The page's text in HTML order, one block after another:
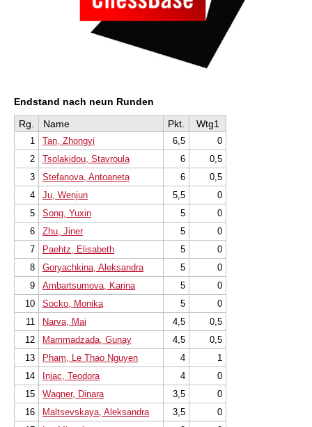
Endstand nach neun Runden
Rg.
Name Pkt. Wtg1
1 Tan, Zhongyi 6,5
0
2
Tsolakidou, Stavroula 6
0,5
3
Stefanova, Antoaneta 6
0,5
4
Ju, Wenjun 5,5
0
5
Song, Yuxin 5
0
6
Zhu, Jiner 5
0
7
Paehtz, Elisabeth 5
0
8
Goryachkina, Aleksandra 5
0
9
Ambartsumova, Karina 5
0
10
Socko, Monika 5
0
11
Narva, Mai 4,5
0,5
12
Mammadzada, Gunay 4,5
0,5
13
Pham, Le Thao Nguyen 4
1
14
Injac, Teodora 4
0
15
Wagner, Dinara 3,5
0
16
Maltsevskaya, Aleksandra 3,5
0